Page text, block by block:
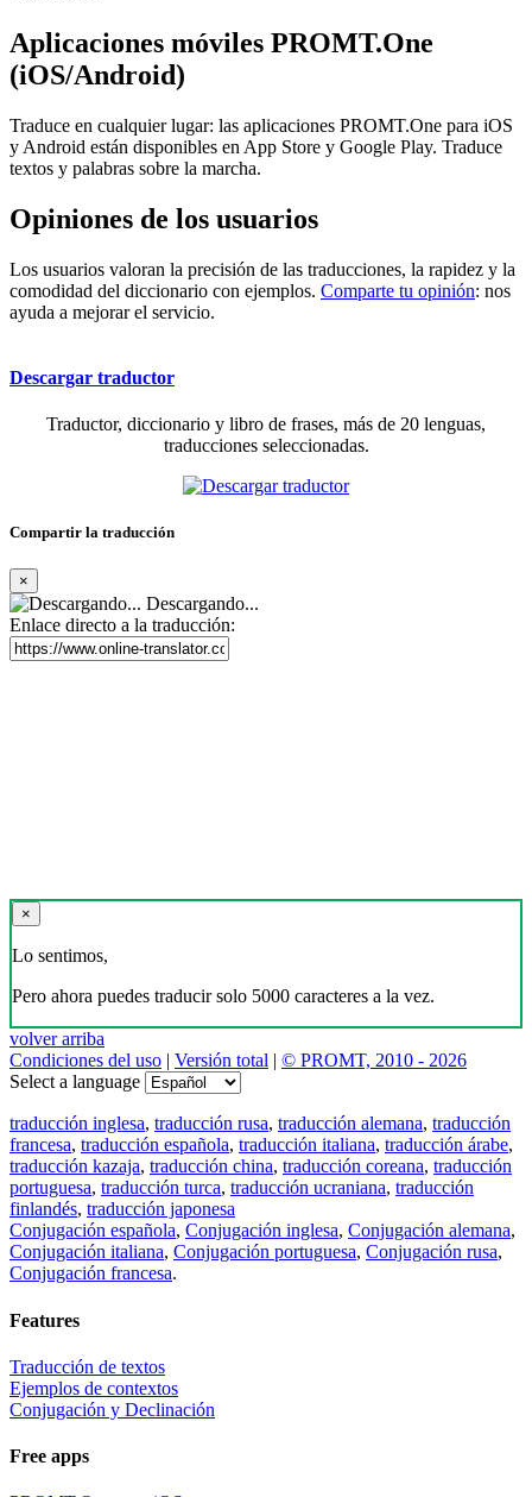
Aplicaciones móviles PROMT.One
(iOS/Android)
Traduce en cualquier lugar: las aplicaciones PROMT.One para iOS
y Android están disponibles en App Store y Google Play. Traduce
textos y palabras sobre la marcha.
Opiniones de los usuarios
Los usuarios valoran la precisión de las traducciones, la rapidez y la
comodidad del diccionario con ejemplos. Comparte tu opinión: nos
ayuda a mejorar el servicio.
Descargar traductor
Traductor, diccionario y libro de frases, más de 20 lenguas,
traducciones seleccionadas.
Compartir la traducción
×
Descargando...
Enlace directo a la traducción:
×
Lo sentimos,
Pero ahora puedes traducir solo 5000 caracteres a la vez.
volver arriba
Condiciones del uso | Versión total | © PROMT, 2010 - 2026
Select a language
traducción inglesa, traducción rusa, traducción alemana, traducción
francesa, traducción española, traducción italiana, traducción árabe,
traducción kazaja, traducción china, traducción coreana, traducción
portuguesa, traducción turca, traducción ucraniana, traducción
finlandés, traducción japonesa
Conjugación española, Conjugación inglesa, Conjugación alemana,
Conjugación italiana, Conjugación portuguesa, Conjugación rusa,
Conjugación francesa.
Features
Traducción de textos
Ejemplos de contextos
Conjugación y Declinación
Free apps